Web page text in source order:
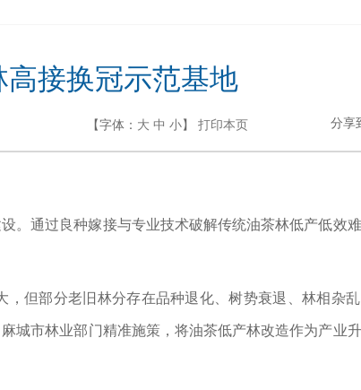
接换冠示范基地
【字体： 大 中 小】 打印本页 分享
。通过良种嫁接与专业技术破解传统油茶林低产低效
但部分老旧林分存在品种退化、树势衰退、林相杂
城市林业部门精准施策，将油茶低产林改造作为产业